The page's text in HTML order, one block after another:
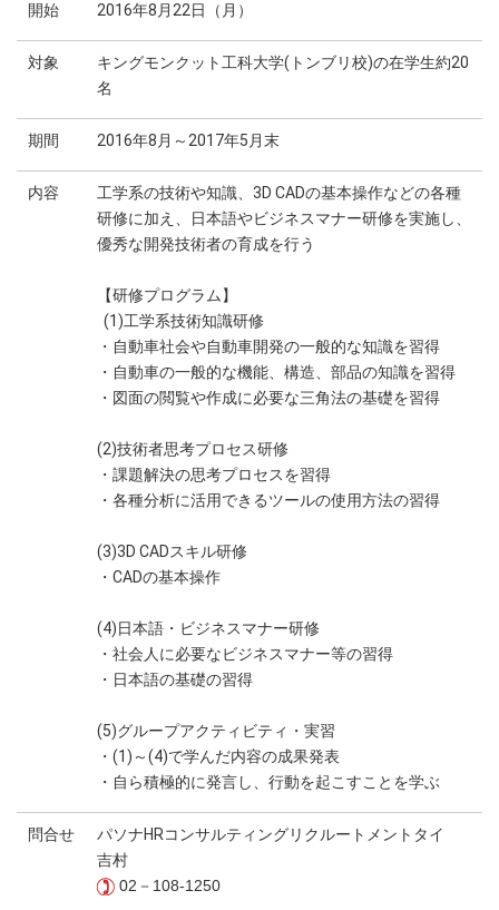
開始 2016年8月22日（月）
対象
キングモンクット工科大学(トンブリ校)の在学生約20
名
期間 2016年8月～2017年5月末
内容
工学系の技術や知識、3D CADの基本操作などの各種
研修に加え、日本語やビジネスマナー研修を実施し、
優秀な開発技術者の育成を行う
【研修プログラム】
(1)工学系技術知識研修
・自動車社会や自動車開発の一般的な知識を習得
・自動車の一般的な機能、構造、部品の知識を習得
・図面の閲覧や作成に必要な三角法の基礎を習得
(2)技術者思考プロセス研修
・課題解決の思考プロセスを習得
・各種分析に活用できるツールの使用方法の習得
(3)3D CADスキル研修
・CADの基本操作
(4)日本語・ビジネスマナー研修
・社会人に必要なビジネスマナー等の習得
・日本語の基礎の習得
(5)グループアクティビティ・実習
・(1)～(4)で学んだ内容の成果発表
・自ら積極的に発言し、行動を起こすことを学ぶ
問合せ
パソナHRコンサルティングリクルートメントタイ
吉村
02－108-1250